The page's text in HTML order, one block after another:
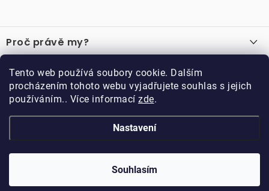
Tento web používá soubory cookie. Dalším
procházením tohoto webu vyjadřujete souhlas s jejich
používáním.. Více informací zde.
Nastavení
Souhlasím
á
p
a
Proč právě my?
Recenze
Důležité odkazy
Velkoobchod
Vzorková prodejna
Kariéra
Blog
O nákupu
Obchodní podmínky
Podmínky věrnostního programu
Kolekce
Doppler CZ spol. s.r.o.,
Trhové Sviny
DOPPLER CZ spol. s r.o.. Všechna práva vyhrazena.